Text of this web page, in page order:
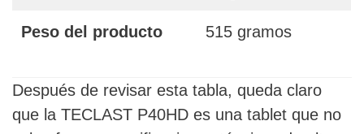
Peso del producto 515 gramos
Después de revisar esta tabla, queda claro
que la TECLAST P40HD es una tablet que no